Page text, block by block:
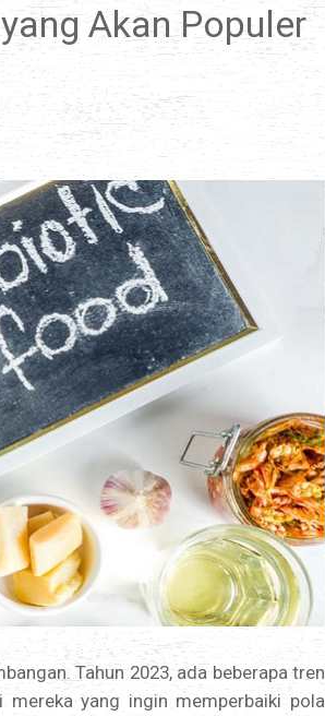
Akan Populer
Tahun 2023, ada beberapa tren
yang ingin memperbaiki pola